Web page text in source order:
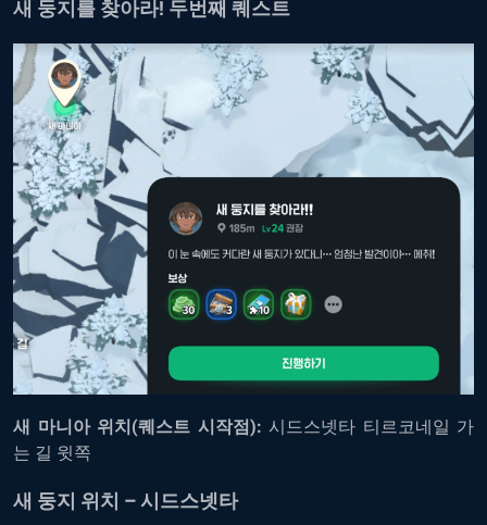
새 둥지를 찾아라! 두번째 퀘스트
새 마니아 위치(퀘스트 시작점): 시드스넷타 티르코네일 가
는 길 윗쪽
새 둥지 위치 – 시드스넷타